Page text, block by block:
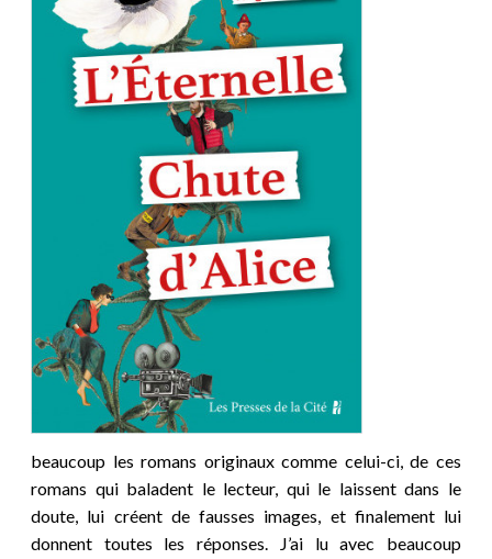
beaucoup les romans originaux comme celui-ci, de ces
romans qui baladent le lecteur, qui le laissent dans le
doute, lui créent de fausses images, et finalement lui
donnent toutes les réponses. J’ai lu avec beaucoup